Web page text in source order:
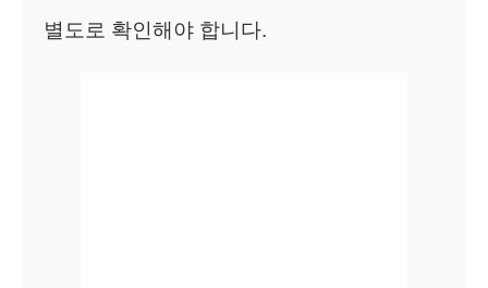
별도로 확인해야 합니다.